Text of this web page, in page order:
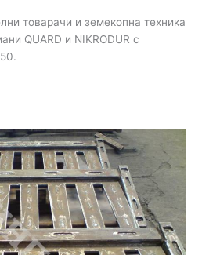
товарачи и земекопна техника
QUARD и NIKRODUR с